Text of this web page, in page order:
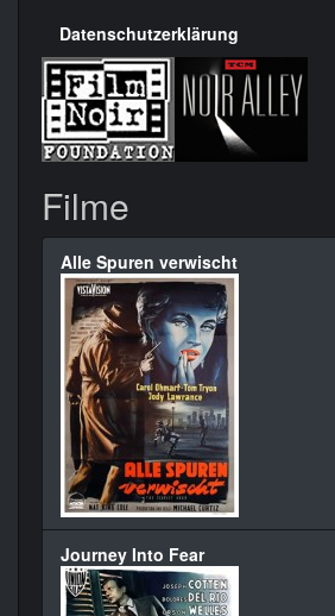
Datenschutzerklärung
Filme
Alle Spuren verwischt
Journey Into Fear